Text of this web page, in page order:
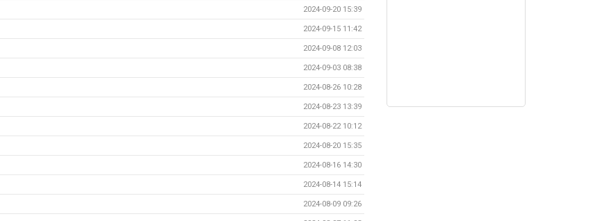
2024-09-20 15:39
2024-09-15 11:42
2024-09-08 12:03
2024-09-03 08:38
2024-08-26 10:28
2024-08-23 13:39
2024-08-22 10:12
2024-08-20 15:35
2024-08-16 14:30
2024-08-14 15:14
2024-08-09 09:26